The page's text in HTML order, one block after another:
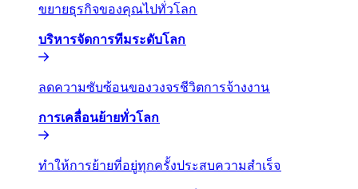
ขยายธุรกิจของคุณไปทั่วโลก​​
บริหารจัดการทีมระดับโลก​​
ลดความซับซ้อนของวงจรชีวิตการจ้างงาน​​
การเคลื่อนย้ายทั่วโลก​​
ทำให้การย้ายที่อยู่ทุกครั้งประสบความสำเร็จ​​